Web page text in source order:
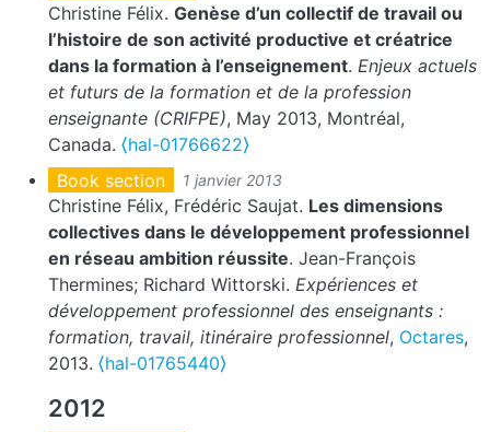
Christine Félix. Genèse d’un collectif de travail ou
l’histoire de son activité productive et créatrice
dans la formation à l’enseignement. Enjeux actuels
et futurs de la formation et de la profession
enseignante (CRIFPE), May 2013, Montréal,
Canada. ⟨hal-01766622⟩
Book section
1 janvier 2013
Christine Félix, Frédéric Saujat. Les dimensions
collectives dans le développement professionnel
en réseau ambition réussite. Jean-François
Thermines; Richard Wittorski. Expériences et
développement professionnel des enseignants :
formation, travail, itinéraire professionnel, Octares,
2013. ⟨hal-01765440⟩
2012